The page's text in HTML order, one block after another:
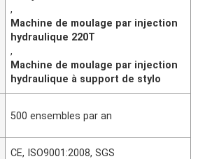
,
Machine de moulage par injection
hydraulique 220T
,
Machine de moulage par injection
hydraulique à support de stylo
500 ensembles par an
CE, ISO9001:2008, SGS